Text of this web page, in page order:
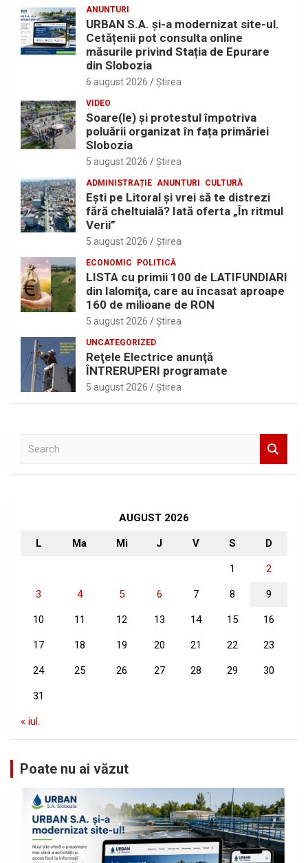
ANUNTURI
URBAN S.A. și-a modernizat site-ul.
Cetățenii pot consulta online
măsurile privind Stația de Epurare
din Slobozia
6 august 2026 Ştirea
VIDEO
Soare(le) și protestul împotriva
poluării organizat în fața primăriei
Slobozia
5 august 2026 Ştirea
ADMINISTRAȚIE ANUNTURI CULTURĂ
Eşti pe Litoral şi vrei să te distrezi
fără cheltuială? Iată oferta „În ritmul
Verii”
5 august 2026 Ştirea
ECONOMIC POLITICĂ
LISTA cu primii 100 de LATIFUNDIARI
din Ialomiţa, care au încasat aproape
160 de milioane de RON
5 august 2026 Ştirea
UNCATEGORIZED
Reţele Electrice anunţă
ÎNTRERUPERI programate
5 august 2026 Ştirea
AUGUST 2026
L Ma Mi J V S D
1 2
3 4 5 6 7 8 9
10 11 12 13 14 15 16
17 18 19 20 21 22 23
24 25 26 27 28 29 30
31
« iul.
Poate nu ai văzut